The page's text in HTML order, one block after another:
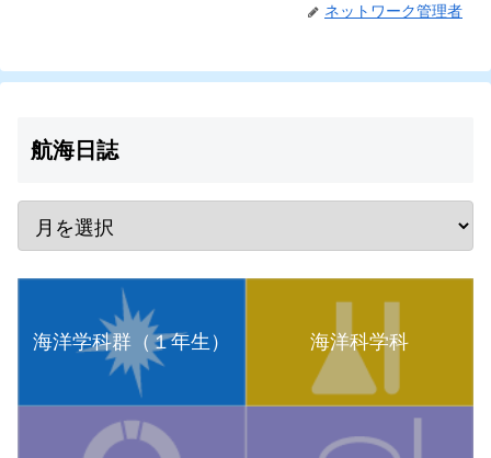
ネットワーク管理者
航海日誌
海洋学科群（１年生） 海洋科学科